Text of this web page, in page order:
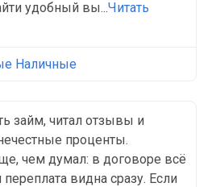
удобный вы...Читать
Наличные
займ, читал отзывы и
проценты.
чем думал: в договоре всё
видна сразу. Если